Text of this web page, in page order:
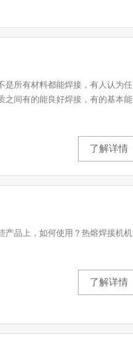
是所有材料都能焊接，有人认为任
之间有的能良好焊接，有的基本能
了解详情
产品上，如何使用？热熔焊接机机
了解详情